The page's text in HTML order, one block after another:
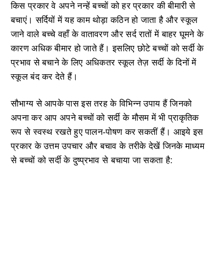
किस प्रकार वे अपने नन्हें बच्चों को हर प्रकार की बीमारी से
बचाएं। सर्दियों में यह काम थोड़ा कठिन हो जाता है और स्कूल
जाने वाले बच्चे वहाँ के वातावरण और सर्द रातों में बाहर घूमने के
कारण अधिक बीमार हो जाते हैं। इसलिए छोटे बच्चों को सर्दी के
प्रभाव से बचाने के लिए अधिकतर स्कूल तेज़ सर्दी के दिनों में
स्कूल बंद कर देते हैं।
सौभाग्य से आपके पास इस तरह के विभिन्न उपाय हैं जिनको
अपना कर आप अपने बच्चों को सर्दी के मौसम में भी प्राकृतिक
रूप से स्वस्थ रखते हुए पालन-पोषण कर सकतीं हैं। आइये इस
प्रकार के उत्तम उपचार और बचाव के तरीके देखें जिनके माध्यम
से बच्चों को सर्दी के दुष्प्रभाव से बचाया जा सकता है: